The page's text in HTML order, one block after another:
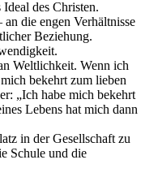
des Christen.
die engen Verhältnisse
Beziehung.
Weltlichkeit. Wenn ich
bekehrt zum lieben
Ich habe mich bekehrt
Lebens hat mich dann
in der Gesellschaft zu
Schule und die